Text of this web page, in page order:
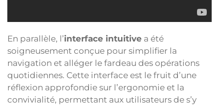
En parallèle, l’interface intuitive a été
soigneusement conçue pour simplifier la
navigation et alléger le fardeau des opérations
quotidiennes. Cette interface est le fruit d’une
réflexion approfondie sur l’ergonomie et la
convivialité, permettant aux utilisateurs de s’y